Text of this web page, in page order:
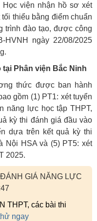
Học viện nhận hồ sơ xét
thiểu bằng điểm chuẩn
trình đào tạo, được công
HVNH ngày 22/08/2025
Phân viện Bắc Ninh
thức được ban hành
gồm (1) PT1: xét tuyển
năng lực học tập THPT,
kỳ thi đánh giá đầu vào
dựa trên kết quả kỳ thi
Nội HSA và (5) PT5: xét
2025.
GIÁ NĂNG LỰC
THPT, các bài thi
ngay